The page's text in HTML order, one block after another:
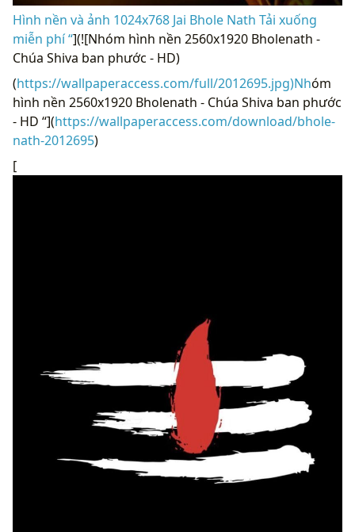
Hình nền và ảnh 1024x768 Jai Bhole Nath Tải xuống
miễn phí “](![Nhóm hình nền 2560x1920 Bholenath -
Chúa Shiva ban phước - HD)
(https://wallpaperaccess.com/full/2012695.jpg)Nhóm
hình nền 2560x1920 Bholenath - Chúa Shiva ban phước
- HD “](https://wallpaperaccess.com/download/bhole-
nath-2012695)
[